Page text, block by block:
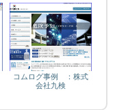
コムログ事例 ：株式
会社九検